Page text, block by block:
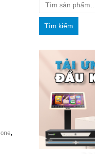
,
Tìm kiếm